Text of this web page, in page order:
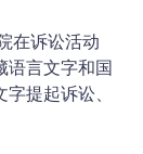
在诉讼活动
语言文字和国
提起诉讼、